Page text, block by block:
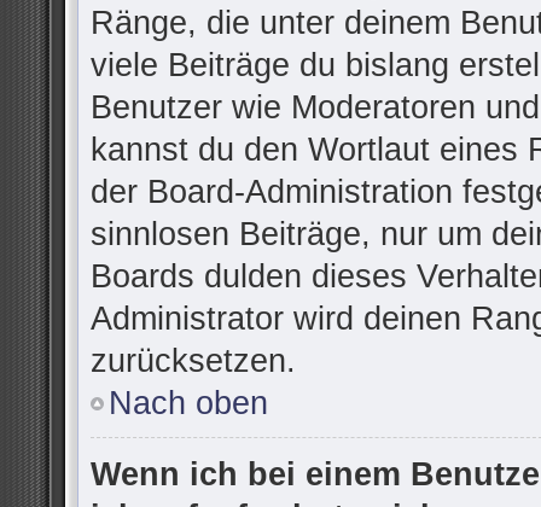
Ränge, die unter deinem
viele Beiträge du bislang
Benutzer wie Moderatoren
kannst du den Wortlaut eines
der Board-Administration
sinnlosen Beiträge, nur um
Boards dulden dieses
Administrator wird deinen
zurücksetzen.
Nach oben
Wenn ich bei einem